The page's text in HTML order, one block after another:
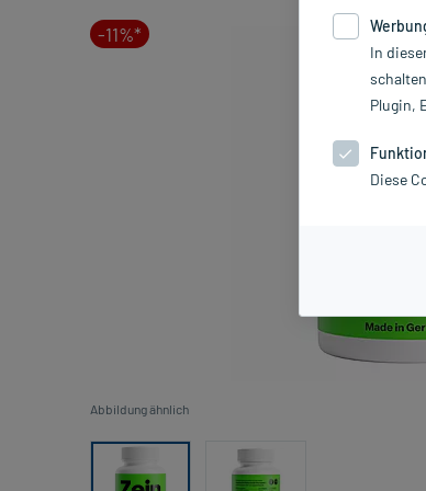
-11%*
Abbildung ähnlich
In
Plugin,
Diese